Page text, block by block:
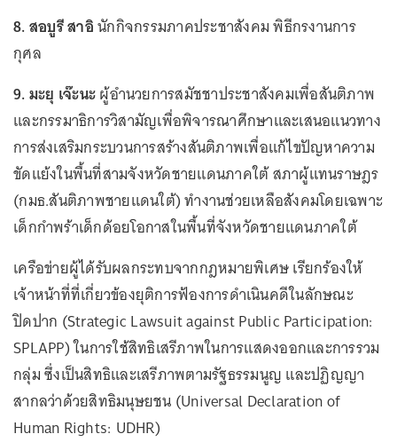
8. สอบูรี สาอินักกิจกรรมภาคประชาสังคม พิธีกรงานการ
กุศล
9. มะยุ เจ๊ะนะผู้อำนวยการสมัชชาประชาสังคมเพื่อสันติภาพ
และกรรมาธิการวิสามัญเพื่อพิจารณาศึกษาและเสนอแนวทาง
การส่งเสริมกระบวนการสร้างสันติภาพเพื่อแก้ไขปัญหาความ
ขัดแย้งในพื้นที่สามจังหวัดชายแดนภาคใต้ สภาผู้แทนราษฎร
(กมธ.สันติภาพชายแดนใต้) ทำงานช่วยเหลือสังคมโดยเฉพาะ
เด็กกำพร้าเด็กด้อยโอกาสในพื้นที่จังหวัดชายแดนภาคใต้
เครือข่ายผู้ได้รับผลกระทบจากกฎหมายพิเศษ เรียกร้องให้
เจ้าหน้าที่ที่เกี่ยวข้องยุติการฟ้องการดำเนินคดีในลักษณะ
ปิดปาก (Strategic Lawsuit against Public Participation:
SPLAPP) ในการใช้สิทธิเสรีภาพในการแสดงออกและการรวม
กลุ่ม ซึ่งเป็นสิทธิและเสรีภาพตามรัฐธรรมนูญ และปฏิญญา
สากลว่าด้วยสิทธิมนุษยชน (Universal Declaration of
Human Rights: UDHR)